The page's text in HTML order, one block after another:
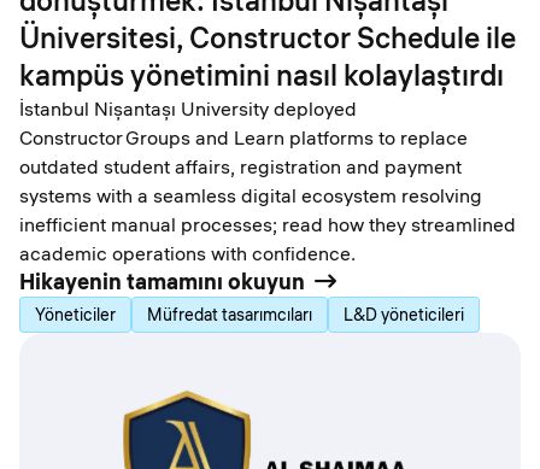
Üniversitesi, Constructor Schedule ile
kampüs yönetimini nasıl kolaylaştırdı
İstanbul Nişantaşı University deployed
Constructor Groups and Learn platforms to replace
outdated student affairs, registration and payment
systems with a seamless digital ecosystem resolving
inefficient manual processes; read how they streamlined
academic operations with confidence.
Hikayenin tamamını okuyun
Yöneticiler Müfredat tasarımcıları L&D yöneticileri